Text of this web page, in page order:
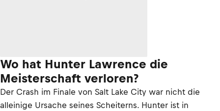
Wo hat Hunter Lawrence die
Meisterschaft verloren?
Der Crash im Finale von Salt Lake City war nicht die
alleinige Ursache seines Scheiterns. Hunter ist in